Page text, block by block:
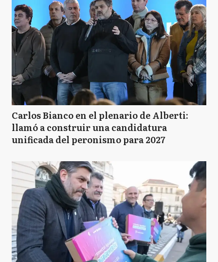
Carlos Bianco en el plenario de Alberti:
llamó a construir una candidatura
unificada del peronismo para 2027